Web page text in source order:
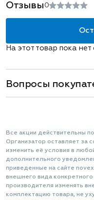
Отзывы 0
На этот товар пока нет
Вопросы
Все акции действительны
Организатор оставляет за
изменить её условия в
дополнительного
приведенные на сайте
внешнего вида конкретного
производителя изменять
комплектацию товара, не